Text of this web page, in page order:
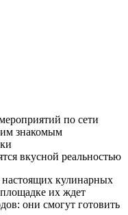
по сети
знакомым
вкусной реальностью
настоящих кулинарных
их ждет
они смогут готовить